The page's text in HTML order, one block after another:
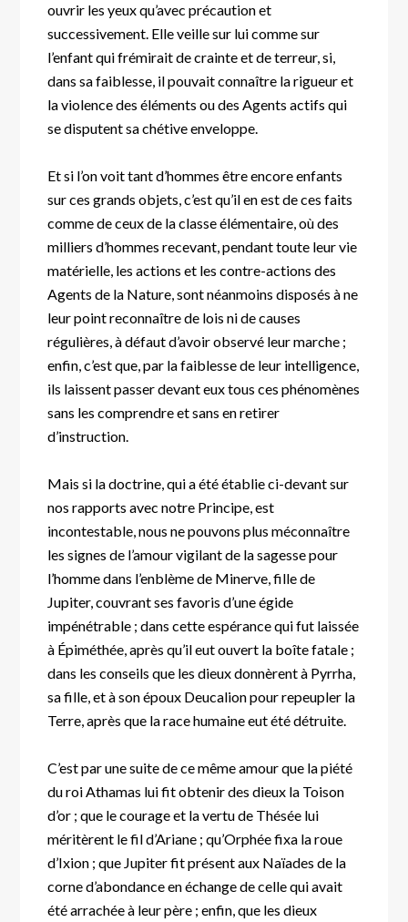
ouvrir les yeux qu’avec précaution et
successivement. Elle veille sur lui comme sur
l’enfant qui frémirait de crainte et de terreur, si,
dans sa faiblesse, il pouvait connaître la rigueur et
la violence des éléments ou des Agents actifs qui
se disputent sa chétive enveloppe.
Et si l’on voit tant d’hommes être encore enfants
sur ces grands objets, c’est qu’il en est de ces faits
comme de ceux de la classe élémentaire, où des
milliers d’hommes recevant, pendant toute leur vie
matérielle, les actions et les contre-actions des
Agents de la Nature, sont néanmoins disposés à ne
leur point reconnaître de lois ni de causes
régulières, à défaut d’avoir observé leur marche ;
enfin, c’est que, par la faiblesse de leur intelligence,
ils laissent passer devant eux tous ces phénomènes
sans les comprendre et sans en retirer
d’instruction.
Mais si la doctrine, qui a été établie ci-devant sur
nos rapports avec notre Principe, est
incontestable, nous ne pouvons plus méconnaître
les signes de l’amour vigilant de la sagesse pour
l’homme dans l’enblème de Minerve, fille de
Jupiter, couvrant ses favoris d’une égide
impénétrable ; dans cette espérance qui fut laissée
à Épiméthée, après qu’il eut ouvert la boîte fatale ;
dans les conseils que les dieux donnèrent à Pyrrha,
sa fille, et à son époux Deucalion pour repeupler la
Terre, après que la race humaine eut été détruite.
C’est par une suite de ce même amour que la piété
du roi Athamas lui fit obtenir des dieux la Toison
d’or ; que le courage et la vertu de Thésée lui
méritèrent le fil d’Ariane ; qu’Orphée fixa la roue
d’Ixion ; que Jupiter fit présent aux Naïades de la
corne d’abondance en échange de celle qui avait
été arrachée à leur père ; enfin, que les dieux